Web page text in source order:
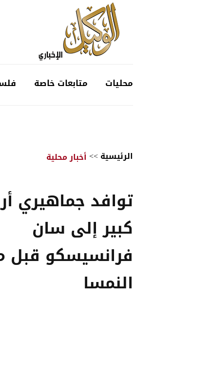
محليات متابعات خاصة
الرئيسية>>أخبار محلية
توافد جماهيري
كبير إلى سان
فرانسيسكو قبل
النمسا